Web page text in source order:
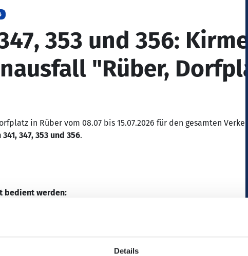
Details
353 und 356:
"Rüber,
in Rüber vom 08.07 bis 15.07.2026 für den gesamten
347, 353 und 356.
bedient werden:
Polcher Straße angedient (siehe Dateianhang).